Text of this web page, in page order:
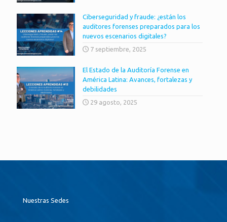
Ciberseguridad y fraude: ¿están los
auditores forenses preparados para los
nuevos escenarios digitales?
7 septiembre, 2025
El Estado de la Auditoría Forense en
América Latina: Avances, fortalezas y
debilidades
29 agosto, 2025
Nuestras Sedes